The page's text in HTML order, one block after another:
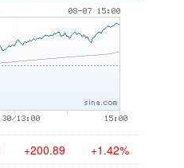
+200.89 +1.42%